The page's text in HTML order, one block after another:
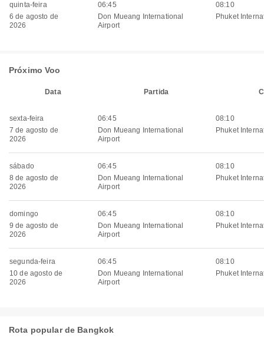
quinta-feira
6 de agosto de
2026
06:45
Don Mueang International
Airport
08:10
Phuket
Próximo Voo
Data Partida
sexta-feira
7 de agosto de
2026
06:45
Don Mueang International
Airport
08:10
Phuket
sábado
8 de agosto de
2026
06:45
Don Mueang International
Airport
08:10
Phuket
domingo
9 de agosto de
2026
06:45
Don Mueang International
Airport
08:10
Phuket
segunda-feira
10 de agosto de
2026
06:45
Don Mueang International
Airport
08:10
Phuket
Rota popular de Bangkok